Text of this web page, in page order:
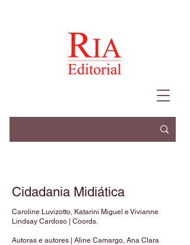
Cidadania Midiática
Caroline Luvizotto, Katarini Miguel e Vivianne
Lindsay Cardoso | Coords.
Autoras e autores | Aline Camargo, Ana Clara